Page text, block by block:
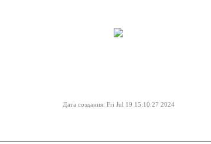
Дата создания: Fri Jul 19 15:10:27 2024